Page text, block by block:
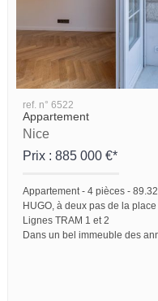
ref. n° 6522
Appartement
Nice
Prix : 885 000 €*
Appartement -4 pièces -
HUGO, à deux pas de la
Lignes TRAM 1 et 2
Dans un bel immeuble des